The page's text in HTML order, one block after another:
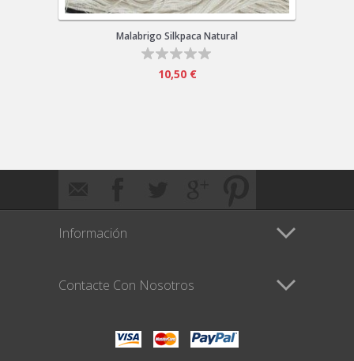
Malabrigo Silkpaca Natural
10,50 €
Información
Contacte Con Nosotros